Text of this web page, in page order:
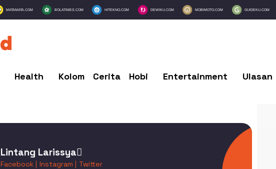
MATAMATA.COM BOLATIMES.COM HITEKNO.COM DEWIKU.COM MOBIMOTO.COM GUIDEKU.COM
Health Kolom Cerita Hobi Entertainment Ulasan
Lintang Larissya
Facebook | Instagram | Twitter